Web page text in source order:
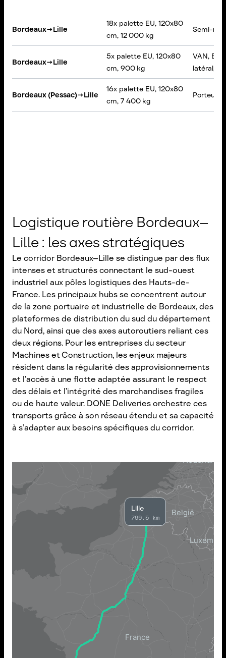
Bordeaux→Lille
18x palette EU, 120x80
cm, 12 000 kg
Semi-
Bordeaux→Lille
5x palette EU, 120x80
cm, 900 kg
VAN,
latéral,
Bordeaux (Pessac)→Lille
16x palette EU, 120x80
cm, 7 400 kg
Porteur,
Logistique routière Bordeaux–
Lille : les axes stratégiques
Le corridor Bordeaux–Lille se distingue par des flux
intenses et structurés connectant le sud-ouest
industriel aux pôles logistiques des Hauts-de-
France. Les principaux hubs se concentrent autour
de la zone portuaire et industrielle de Bordeaux, des
plateformes de distribution du sud du département
du Nord, ainsi que des axes autoroutiers reliant ces
deux régions. Pour les entreprises du secteur
Machines et Construction, les enjeux majeurs
résident dans la régularité des approvisionnements
et l’accès à une flotte adaptée assurant le respect
des délais et l’intégrité des marchandises fragiles
ou de haute valeur. DONE Deliveries orchestre ces
transports grâce à son réseau étendu et sa capacité
à s’adapter aux besoins spécifiques du corridor.
Lille
799.5 km